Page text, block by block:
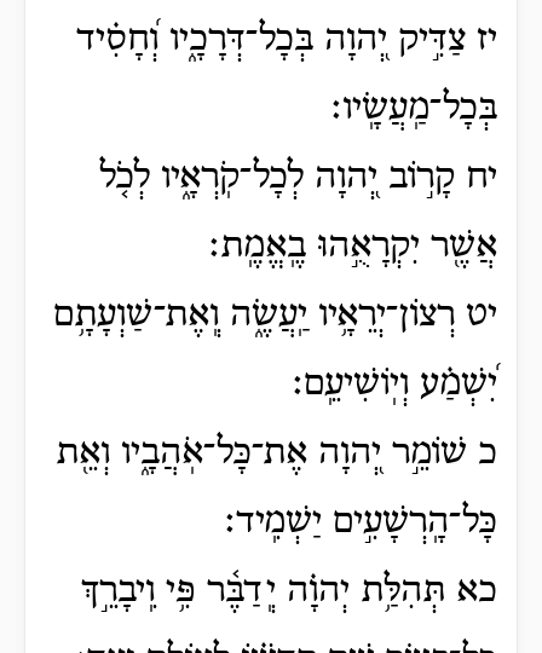
יז צַדִּ֣יק יְ֭הוָה בְּכָל־דְּרָכָ֑יו וְ֝חָסִ֗יד
בְּכָל־מַֽעֲשָֽׂיו׃
יח קָר֣וֹב יְ֭הוָה לְכָל־קֹֽרְאָ֑יו לְכֹ֤ל
אֲשֶׁ֖ר יִקְרָאֻ֣הוּ בֶֽאֱמֶֽת׃
יט רְצוֹן־יְרֵאָ֥יו יַֽעֲשֶׂ֑ה וְֽאֶת־שַׁוְעָתָ֥ם
יִ֝שְׁמַ֗ע וְיֽוֹשִׁיעֵֽם׃
כ שׁוֹמֵ֣ר יְ֭הוָה אֶת־כָּל־אֹֽהֲבָ֑יו וְאֵ֖ת
כָּל־הָֽרְשָׁעִ֣ים יַשְׁמִֽיד׃
כא תְּהִלַּ֥ת יְהוָ֗ה יְֽדַבֶּ֫ר פִּ֥י וִֽיבָרֵ֣ךְ